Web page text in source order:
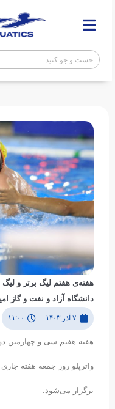
هفته‌ی هفتم لیگ برتر و لیگ
دانشگاه آزاد و نفت و گاز امیدیه
۷ آذر ۱۴۰۳ ۱۱:۰۰
هفته هفتم سی و چهارمین
واترپلو روز جمعه هفته
برگزار می‌شود.